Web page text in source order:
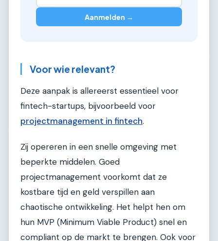
Aanmelden →
Voor wie relevant?
Deze aanpak is allereerst essentieel voor
fintech-startups, bijvoorbeeld voor
projectmanagement in fintech.
Zij opereren in een snelle omgeving met
beperkte middelen. Goed
projectmanagement voorkomt dat ze
kostbare tijd en geld verspillen aan
chaotische ontwikkeling. Het helpt hen om
hun MVP (Minimum Viable Product) snel en
compliant op de markt te brengen. Ook voor